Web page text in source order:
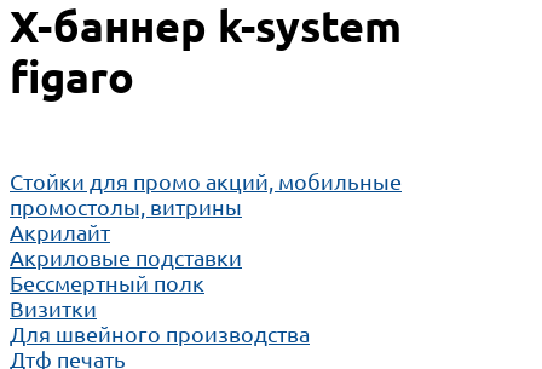
Х-баннер k-system
figaro
Cтойки для промо акций, мобильные
промостолы, витрины
Акрилайт
Акриловые подставки
Бессмертный полк
Визитки
Для швейного производства
Дтф печать